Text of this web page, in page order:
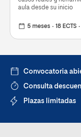
aula desde su inicio
5 meses 18 ECTS
Convocatoria
Consulta
Plazas limitadas